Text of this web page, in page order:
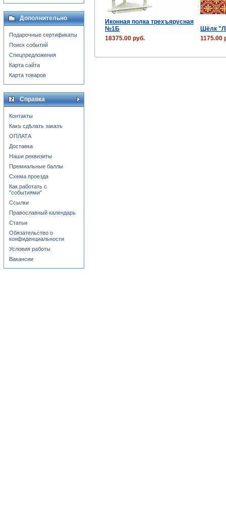
Иконная полка трехъярусная
№1Б
Шёлк
18375.00 руб.
1175.00
Дополнительно
Подарочные сертификаты
Поиск событий
Спецпредложения
Карта сайта
Карта товаров
Справка
Контакты
Какъ сдѣлать заказъ
ОПЛАТА
Доставка
Наши реквизиты
Премиальные баллы
Схема проезда
Как работать с
"событиями"
Ссылки
Православный календарь
Статьи
Обязательство о
конфиденциальности
Условия работы
Вакансии